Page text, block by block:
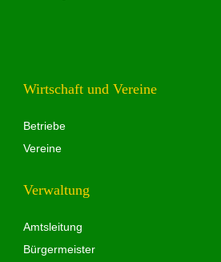
Wirtschaft und Vereine
Betriebe
Vereine
Verwaltung
Amtsleitung
Bürgermeister